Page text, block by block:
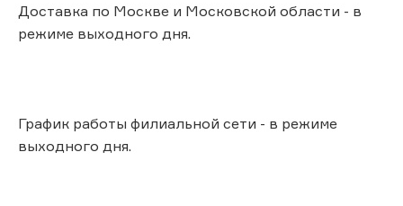
Доставка по Москве и Московской области - в
режиме выходного дня.
График работы филиальной сети - в режиме
выходного дня.